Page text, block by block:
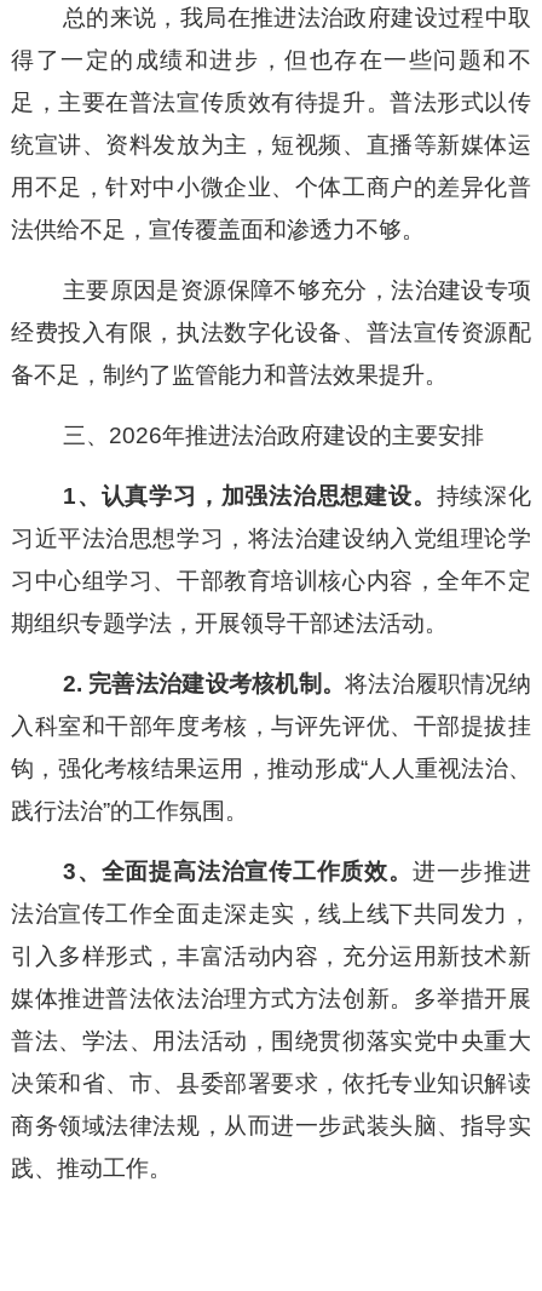
总的来说，我局在推进法治政府建设过程中取
得了一定的成绩和进步，但也存在一些问题和不
足，主要在普法宣传质效有待提升。普法形式以传
统宣讲、资料发放为主，短视频、直播等新媒体运
用不足，针对中小微企业、个体工商户的差异化普
法供给不足，宣传覆盖面和渗透力不够。
主要原因是资源保障不够充分 ，法治建设专项
经费投入有限，执法数字化设备、普法宣传资源配
备不足，制约了监管能力和普法效果提升。
三、 2026年推进法治政府建设的主要安排
1、认真学习，加强法治思想建设。 持续深化
习近平法治思想学习，将法治建设纳入党组理论学
习中心组学习、干部教育培训核心内容，全年不定
期组织专题学法，开展领导干部述法活动。
2. 完善法治建设考核机制 。将法治履职情况纳
入科室和干部年度考核，与评先评优、干部提拔挂
钩，强化考核结果运用，推动形成“人人重视法治、
践行法治”的工作氛围。
3、全面提高法治宣传工作质效。 进一步推进
法治宣传工作全面走深走实，线上线下共同发力，
引入多样形式，丰富活动内容，充分运用新技术新
媒体推进普法依法治理方式方法创新。多举措开展
普法、学法、用法活动，围绕贯彻落实党中央重大
决策和省、市、县委部署要求，依托专业知识解读
商务领域法律法规，从而进一步武装头脑、指导实
践、推动工作。